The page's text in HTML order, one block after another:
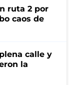
ruta 2 por
caos de
calle y
la